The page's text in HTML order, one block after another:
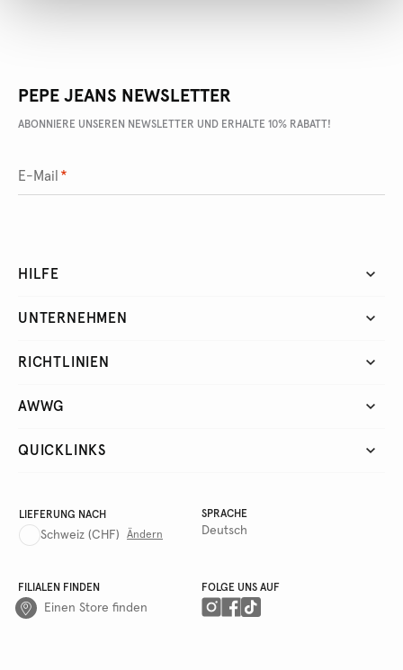
PEPE JEANS NEWSLETTER
ABONNIERE UNSEREN NEWSLETTER UND ERHALTE 10% RABATT!
E-Mail *
HILFE
UNTERNEHMEN
RICHTLINIEN
AWWG
QUICKLINKS
LIEFERUNG NACH
Schweiz (CHF) Ändern
SPRACHE
Deutsch
FILIALEN FINDEN
Einen Store finden
FOLGE UNS AUF